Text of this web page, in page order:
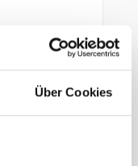
Über Cookies